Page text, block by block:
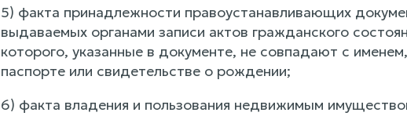
5) факта принадлежности правоустанавливающих
выдаваемых органами записи актов гражданского
которого, указанные в документе, не совпадают с
паспорте или свидетельстве о рождении;
6) факта владения и пользования недвижимым